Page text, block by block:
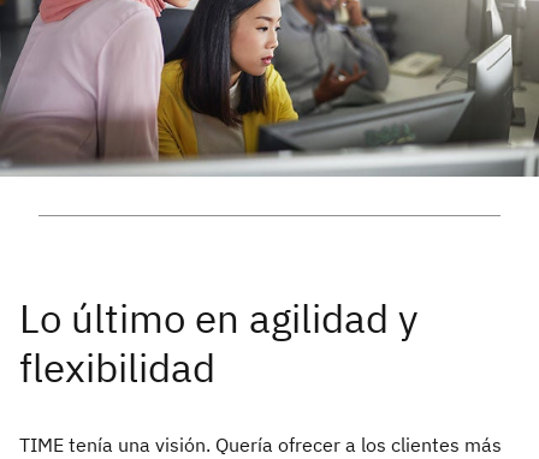
TIME tenía una visión. Quería ofrecer a los clientes más